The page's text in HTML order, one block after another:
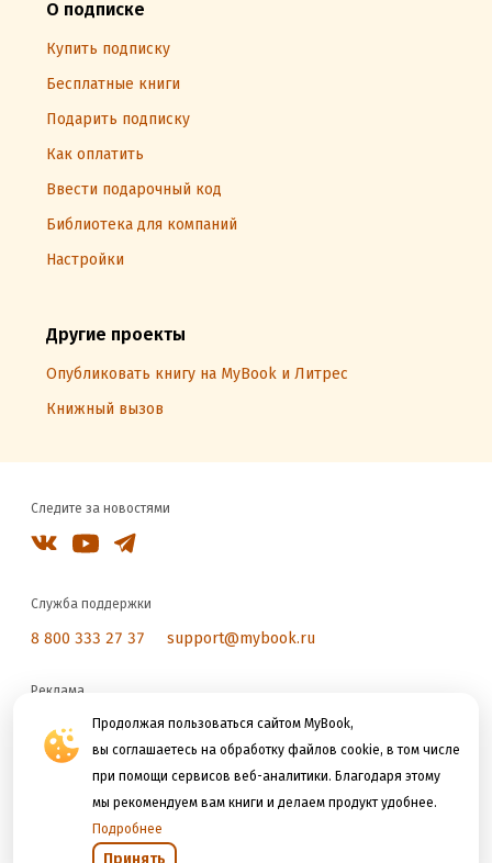
Продолжая пользоваться сайтом MyBook,
вы соглашаетесь на обработку файлов cookie, в том числе
при помощи сервисов веб-аналитики. Благодаря этому
мы рекомендуем вам книги и делаем продукт удобнее.
Подробнее
Принять
О подписке
Купить подписку
Бесплатные книги
Подарить подписку
Как оплатить
Ввести подарочный код
Библиотека для компаний
Настройки
Другие проекты
Опубликовать книгу на MyBook и Литрес
Книжный вызов
Следите за новостями
Служба поддержки
8 800 333 27 37 support@mybook.ru
Реклама
reklama@litres.ru
Мы принимаем к оплате